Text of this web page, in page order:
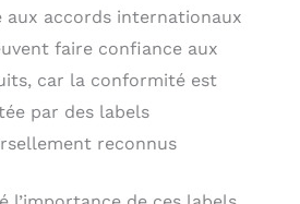
aux accords internationaux
faire confiance aux
car la conformité est
par des labels
reconnus